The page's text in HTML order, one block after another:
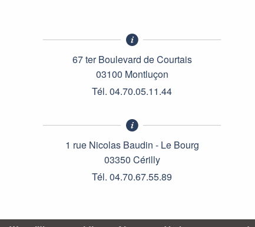
67 ter Boulevard de Courtais
03100 Montluçon
Tél. 04.70.05.11.44
1 rue Nicolas Baudin - Le Bourg
03350 Cérilly
Tél. 04.70.67.55.89